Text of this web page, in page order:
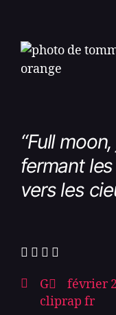
“Full
fermant
vers les
G février
cliprap fr